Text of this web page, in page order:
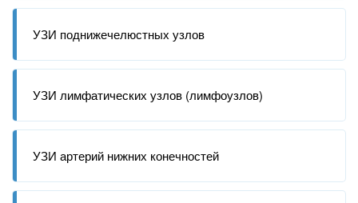
УЗИ поднижечелюстных узлов
УЗИ лимфатических узлов (лимфоузлов)
УЗИ артерий нижних конечностей